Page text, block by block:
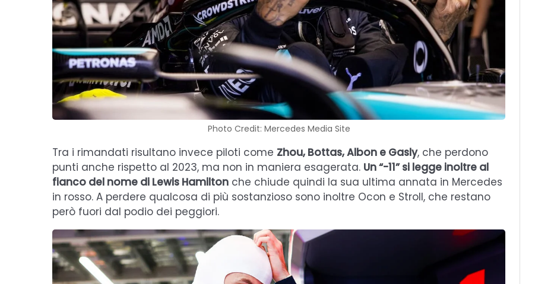
Photo Credit: Mercedes Media Site
Tra i rimandati risultano invece piloti come Zhou, Bottas, Albon e Gasly, che perdono
punti anche rispetto al 2023, ma non in maniera esagerata. Un “-11” si legge inoltre al
fianco del nome di Lewis Hamilton che chiude quindi la sua ultima annata in Mercedes
in rosso. A perdere qualcosa di più sostanzioso sono inoltre Ocon e Stroll, che restano
però fuori dal podio dei peggiori.